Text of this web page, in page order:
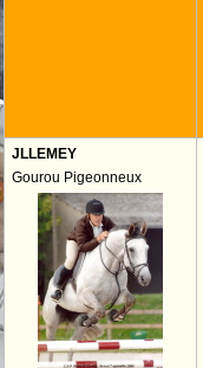
JLLEMEY
Gourou Pigeonneux